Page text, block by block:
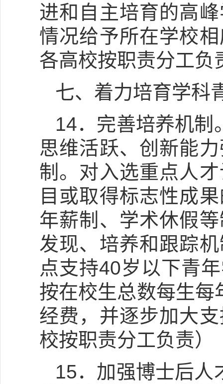
进和自主培育的高
情况给予所在学校
各高校按职责分工负
七、着力培育学科
14．完善培养机制
思维活跃、创新能
制。对入选重点人
目或取得标志性成
年薪制、学术休假
发现、培养和跟踪
点支持40岁以下青
按在校生总数每生
经费，并逐步加大
校按职责分工负责）
15．加强博士后人